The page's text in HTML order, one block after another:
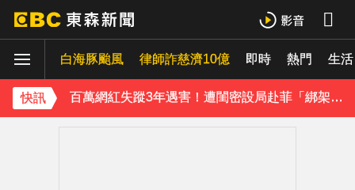
白海豚颱風 律師詐慈濟10億 即時 熱門 生活
快訊
庹宗康資產全給老婆！「名下只剩1台車」結婚15年保鮮秘訣曝
百萬網紅失蹤3年遇害！遭閨密設局赴菲「綁架撕票」千萬贖金救不回